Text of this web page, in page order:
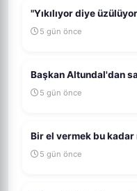
"Yıkılıyor diye
5 gün önce
Başkan Altundal'dan
5 gün önce
Bir el vermek bu kadar
5 gün önce